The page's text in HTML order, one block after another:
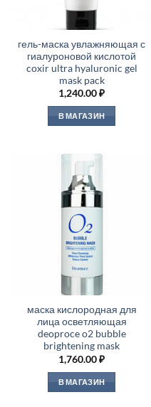
гель-маска увлажняющая с
гиалуроновой кислотой
coxir ultra hyaluronic gel
mask pack
1,240.00₽
В МАГАЗИН
маска кислородная для
лица осветляющая
deoproce o2 bubble
brightening mask
1,760.00₽
В МАГАЗИН